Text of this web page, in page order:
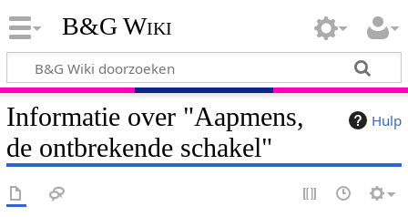
B&G Wiki
Hulp
Informatie over "Aapmens,
de ontbrekende schakel"